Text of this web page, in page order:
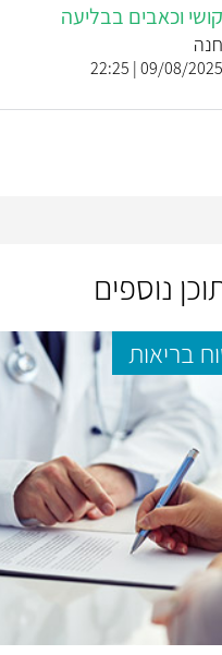
קושי וכאבים בבליעה
חנה
09/08/2025 | 22:25
נוספים
בריאות